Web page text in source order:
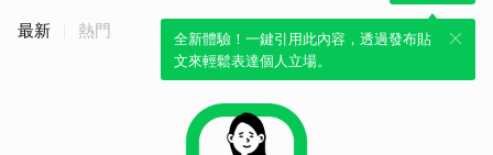
全新體驗！一鍵引用此內容，透過發布貼
文來輕鬆表達個人立場。
最新 熱門